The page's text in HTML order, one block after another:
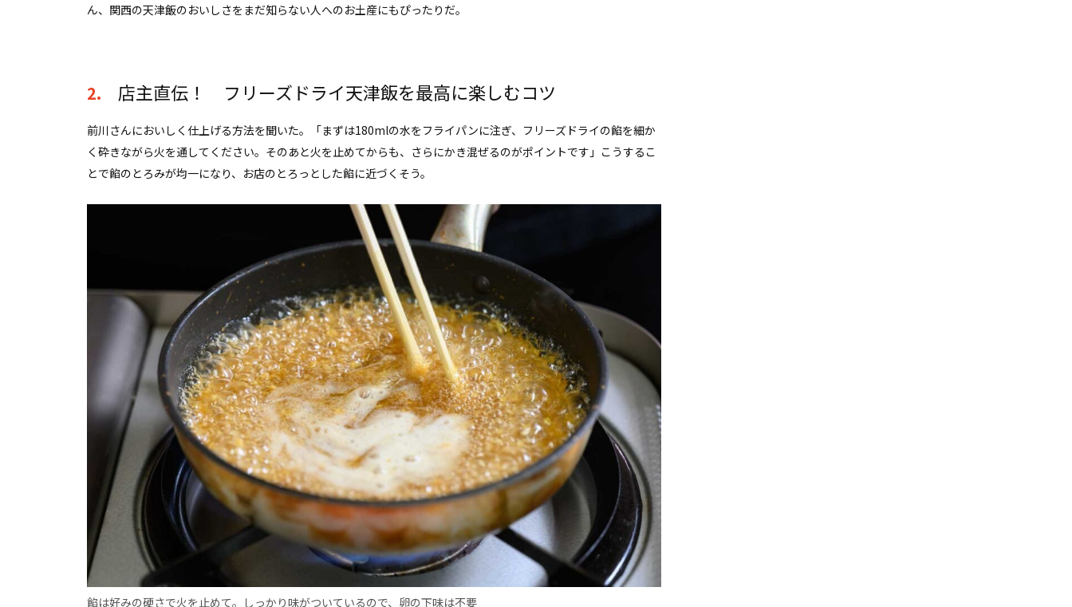
ん、関西の天津飯のおいしさをまだ知らない人へのお土産にもぴったりだ。
2. 店主直伝！ フリーズドライ天津飯を最高に楽しむコツ
前川さんにおいしく仕上げる方法を聞いた。「まずは180mlの水をフライパンに注ぎ、フリーズドライの餡を細か
く砕きながら火を通してください。そのあと火を止めてからも、さらにかき混ぜるのがポイントです」こうするこ
とで餡のとろみが均一になり、お店のとろっとした餡に近づくそう。
餡は好みの硬さで火を止めて。しっかり味がついているので、卵の下味は不要